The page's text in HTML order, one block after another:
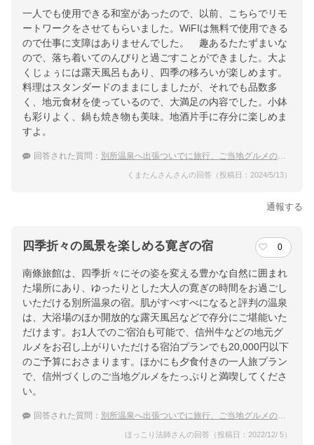
一人でも使用できる和室があったので、以前、こちらでリモ
ートワークをさせてもらいました。WiFIは無料で使用できる
ので仕事に支障はありませんでした。 趣あるたたずまいな
ので、落ち着いてのんびりと過ごすことができました。大よ
くじょぅには露天風呂もあり、四季の移ろいが楽しめます。
料理はスタンダードのままにしましたが、それでも品数多
く、地元食材を使っているので、大満足の内容でした。小鉢
も彩りよく、鍋も焼き物も美味。地酒片手に存分に楽しめま
すよ。
回答された質問： 別所温泉へ出張ついでに旅行、ご当地グルメの味わえる宿を知りたい
くまたんさんさんの回答（投稿日：2024/5/13）
通報する
四季折々の風景を楽しめる寛ぎの宿 0
南條旅館は、四季折々にその姿を変える豊かな自然に囲まれ
た場所にあり、ゆったりとした大人の寛ぎの時間をお過ごし
いただける別所温泉の宿。肌がすべすべになると評判の温泉
は、大浴場のほか開放的な露天風呂などで存分にご堪能いた
だけます。お1人でのご宿泊も可能で、信州牛などの地元グ
ルメをお召し上がりいただける宿泊プランでも20,000円以下
のご予算におさまります。ほかにも夕食付きの一人旅プラン
で、信州づくしのご当地グルメをたっぷりと満喫してくださ
い。
回答された質問： 別所温泉へ出張ついでに旅行、ご当地グルメの味わえる宿を知りたい
ほっこり法師さんの回答（投稿日：2022/12/ 5）